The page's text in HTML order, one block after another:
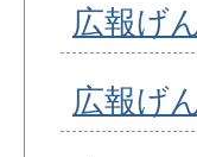
広報げ
広報げ